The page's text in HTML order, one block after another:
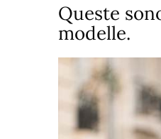
Queste
modelle.